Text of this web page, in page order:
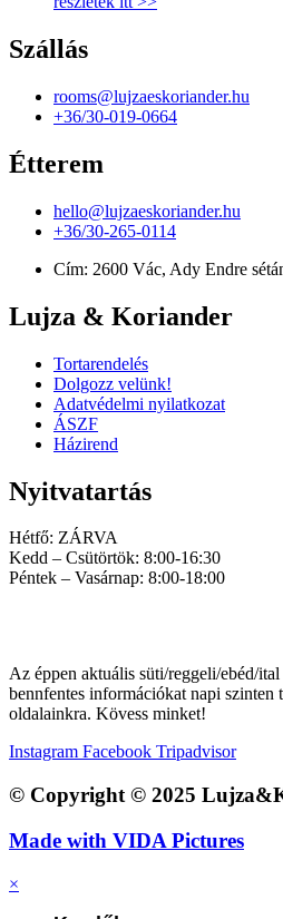
Szállás
rooms@lujzaeskoriander.hu
+36/30-019-0664
Étterem
hello@lujzaeskoriander.hu
+36/30-265-0114
Cím: 2600 Vác, Ady Endre
Lujza & Koriander
Tortarendelés
Dolgozz velünk!
Adatvédelmi nyilatkozat
ÁSZF
Házirend
Nyitvatartás
Hétfő: ZÁRVA
Kedd – Csütörtök: 8:00-16:30
Péntek – Vasárnap: 8:00-18:00
Az éppen aktuális süti/reggeli/ebéd/
bennfentes információkat napi szinten
oldalainkra. Kövess minket!
Instagram Facebook Tripadvisor
© Copyright © 2025
Made with VIDA Pictures
×